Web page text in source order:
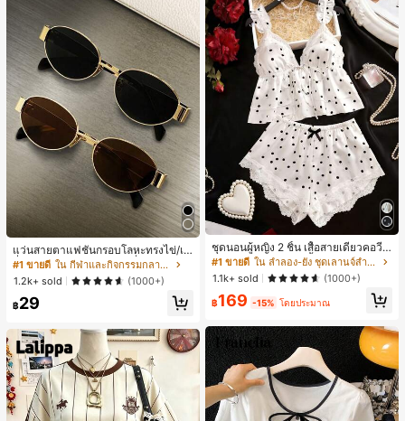
แว่นสายตาแฟชั่นกรอบโลหะทรงไข่/เห
ลี่ยมสำหรับผู้หญิง (กรอบครึ่ง), เหมาะ
สำหรับใส่ในชีวิตประจำวันและกิจกรรม
กลางแจ้ง
#1 ขายดี
ใน กีฬาและกิจกรรมกลางแจ้ง
1.2k+ sold
(1000+)
฿29
ชุดนอนผู้หญิง 2 ชิ้น เสื้อสายเดี่ยวคอวีลู
กไม้ พร้อมกางเกงขาสั้นแต่งลูกไม้ แต่ง
โบว์ที่เอว ชุดลำลองผู้หญิงนุ่มสบายน่ารั
ก สไตล์เอสเธติก
#1 ขายดี
ใน ลำลอง-ยัง ชุดเลานจ์สำหรับผู้หญิง
1.1k+ sold
(1000+)
฿169 -15% โดยประมาณ